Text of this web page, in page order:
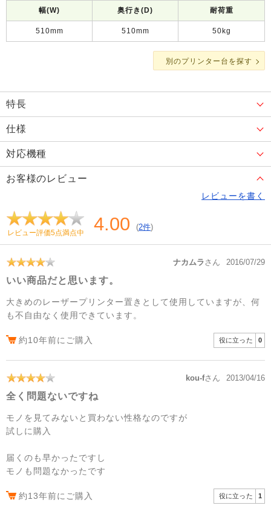
幅(W) 奥行き(D) 耐荷重
510mm 510mm 50kg
別のプリンター台を探す
特長
仕様
対応機種
お客様のレビュー
レビューを書く
レビュー評価5点満点中 4.00 (2件)
ナカムラさん 2016/07/29
いい商品だと思います。
大きめのレーザープリンター置きとして使用していますが、何
も不自由なく使用できています。
約10年前にご購入 役に立った 0
kou-fさん 2013/04/16
全く問題ないですね
モノを見てみないと買わない性格なのですが
試しに購入
届くのも早かったですし
モノも問題なかったです
約13年前にご購入 役に立った 1